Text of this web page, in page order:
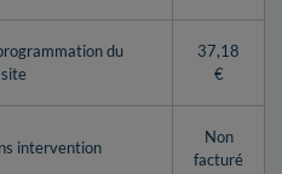
du
37,18
€
intervention
Non
facturé